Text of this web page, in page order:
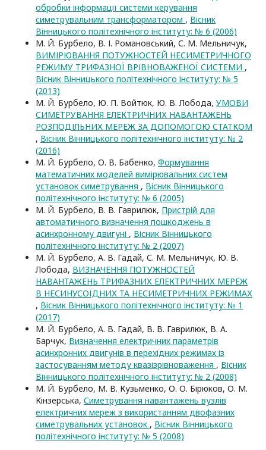
обробки інформації системи керування
симетрувальним трансформатором , Вісник
Вінницького політехнічного інституту: № 6 (2006)
М. Й. Бурбело, В. І. Романовський, С. М. Мельничук,
ВИМІРЮВАННЯ ПОТУЖНОСТЕЙ НЕСИМЕТРИЧНОГО
РЕЖИМУ ТРИФАЗНОЇ ВРІВНОВАЖЕНОЇ СИСТЕМИ ,
Вісник Вінницького політехнічного інституту: № 5
(2013)
М. Й. Бурбело, Ю. П. Войтюк, Ю. В. Лобода, УМОВИ
СИМЕТРУВАННЯ ЕЛЕКТРИЧНИХ НАВАНТАЖЕНЬ
РОЗПОДІЛЬНИХ МЕРЕЖ ЗА ДОПОМОГОЮ СТАТКОМ
, Вісник Вінницького політехнічного інституту: № 2
(2016)
М. Й. Бурбело, О. В. Бабенко, Формування
математичних моделей вимірювальних систем
установок симетрування , Вісник Вінницького
політехнічного інституту: № 6 (2005)
М. Й. Бурбело, В. В. Гаврилюк, Пристрій для
автоматичного визначення пошкоджень в
асинхронному двигуні , Вісник Вінницького
політехнічного інституту: № 2 (2007)
М. Й. Бурбело, А. В. Гадай, С. М. Мельничук, Ю. В.
Лобода, ВИЗНАЧЕННЯ ПОТУЖНОСТЕЙ
НАВАНТАЖЕНЬ ТРИФАЗНИХ ЕЛЕКТРИЧНИХ МЕРЕЖ
В НЕСИНУСОЇДНИХ ТА НЕСИМЕТРИЧНИХ РЕЖИМАХ
, Вісник Вінницького політехнічного інституту: № 1
(2017)
М. Й. Бурбело, А. В. Гадай, В. В. Гаврилюк, В. А.
Барчук, Визначення електричних параметрів
асинхронних двигунів в перехідних режимах із
застосуванням методу квазізрівноваження , Вісник
Вінницького політехнічного інституту: № 2 (2008)
М. Й. Бурбело, М. В. Кузьменко, О. О. Бірюков, О. М.
Кінзерська, Симетрування навантажень вузлів
електричних мереж з використанням двофазних
симетрувальних установок , Вісник Вінницького
політехнічного інституту: № 5 (2008)